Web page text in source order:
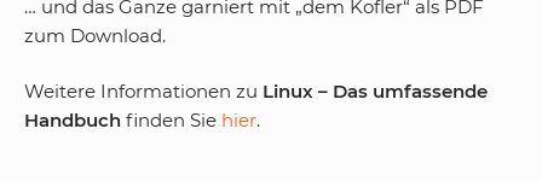
… und das Ganze garniert mit „dem Kofler“ als PDF
zum Download.
Weitere Informationen zu Linux – Das umfassende
Handbuch finden Sie hier.